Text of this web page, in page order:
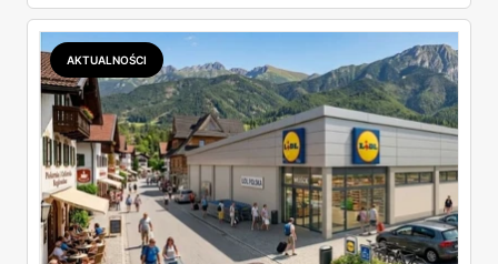
dermokosmetyki Vichy. Wszystkie ceny sprawdziłam w
ofertach, terminy też.
AKTUALNOŚCI